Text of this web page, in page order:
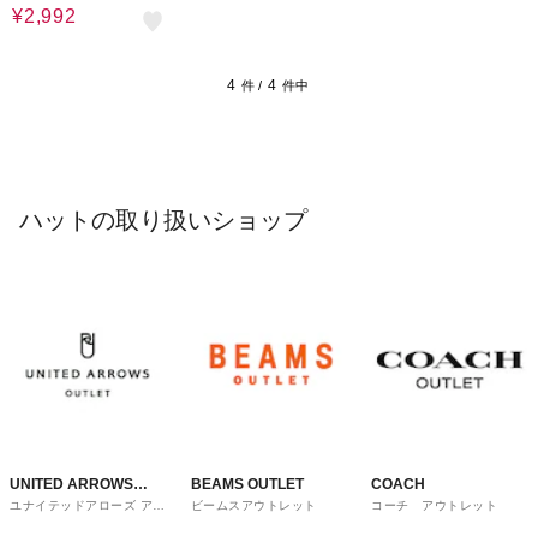
¥2,992
4 件 / 4 件中
ハットの取り扱いショップ
UNITED ARROWS
OUTLET
ユナイテッドアローズ アウ
BEAMS OUTLET
ビームスアウトレット
COACH
コーチ アウトレット